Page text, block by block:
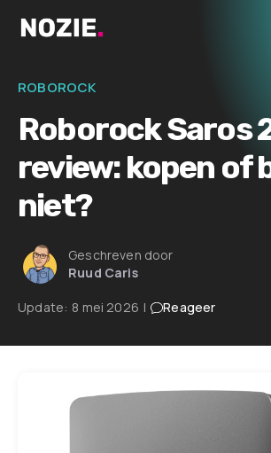
naar
inhoud
ROBOROCK
Roborock Saros
review: kopen of
niet?
Geschreven door
Ruud Caris
Update: 8 mei 2026 | Reageer